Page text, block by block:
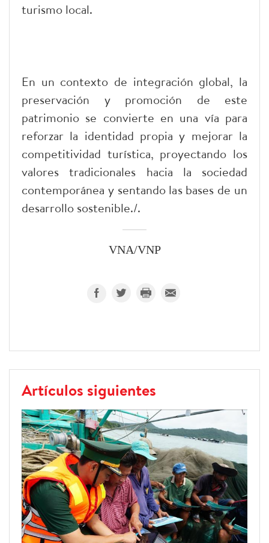
turismo local.
En un contexto de integración global, la
preservación y promoción de este
patrimonio se convierte en una vía para
reforzar la identidad propia y mejorar la
competitividad turística, proyectando los
valores tradicionales hacia la sociedad
contemporánea y sentando las bases de un
desarrollo sostenible./.
VNA/VNP
Artículos siguientes